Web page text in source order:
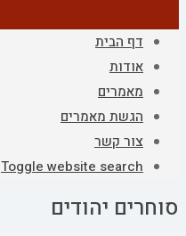
דף הבית
אודות
מאמרים
הגשת מאמרים
צור קשר
Toggle website search
סוחרים יהודים